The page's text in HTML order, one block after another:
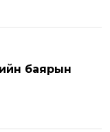
баярын